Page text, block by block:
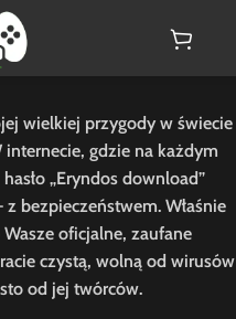
wielkiej przygody w świecie
gdzie na każdym
„Eryndos download”
bezpieczeństwem. Właśnie
oficjalne, zaufane
czystą, wolną od wirusów
od jej twórców.